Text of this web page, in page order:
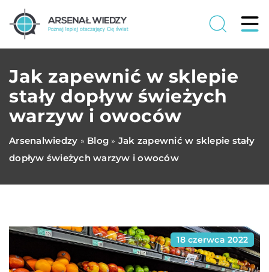
Jak zapewnić w sklepie
stały dopływ świeżych
warzyw i owoców
Arsenalwiedzy » Blog » Jak zapewnić w sklepie stały
dopływ świeżych warzyw i owoców
18 czerwca 2022